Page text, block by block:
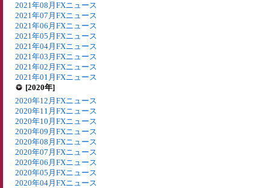
2021年08月FXニュース
2021年07月FXニュース
2021年06月FXニュース
2021年05月FXニュース
2021年04月FXニュース
2021年03月FXニュース
2021年02月FXニュース
2021年01月FXニュース
[2020年]
2020年12月FXニュース
2020年11月FXニュース
2020年10月FXニュース
2020年09月FXニュース
2020年08月FXニュース
2020年07月FXニュース
2020年06月FXニュース
2020年05月FXニュース
2020年04月FXニュース